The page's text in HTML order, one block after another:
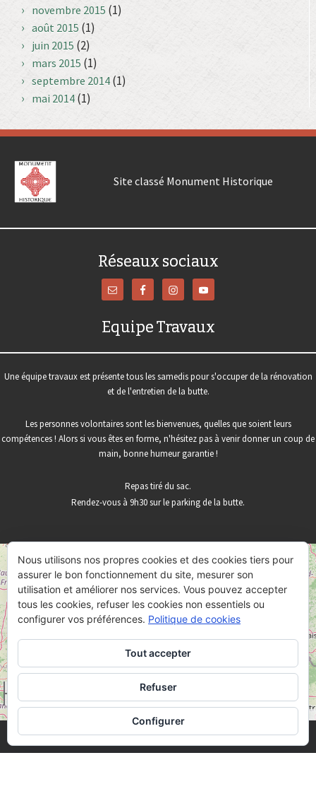
novembre 2015 (1)
août 2015 (1)
juin 2015 (2)
mars 2015 (1)
septembre 2014 (1)
mai 2014 (1)
Site classé Monument Historique
Réseaux sociaux
Equipe Travaux
Une équipe travaux est présente tous les samedis pour s'occuper de la rénovation
et de l'entretien de la butte.
Les personnes volontaires sont les bienvenues, quelles que soient leurs
compétences ! Alors si vous êtes en forme, n'hésitez pas à venir donner un coup de
main, bonne humeur garantie !
Repas tiré du sac.
Rendez-vous à 9h30 sur le parking de la butte.
+
30 mi
Nous utilisons nos propres cookies et des cookies tiers pour
assurer le bon fonctionnement du site, mesurer son
utilisation et améliorer nos services. Vous pouvez accepter
tous les cookies, refuser les cookies non essentiels ou
configurer vos préférences. Politique de cookies
Tout accepter
Refuser
Configurer